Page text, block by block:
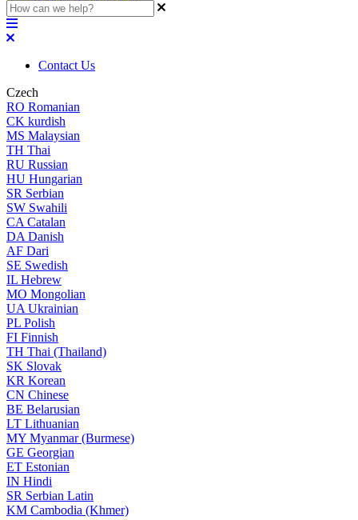
Contact Us
Czech
RO Romanian
CK kurdish
MS Malaysian
TH Thai
RU Russian
HU Hungarian
SR Serbian
SW Swahili
CA Catalan
DA Danish
AF Dari
SE Swedish
IL Hebrew
MO Mongolian
UA Ukrainian
PL Polish
FI Finnish
TH Thai (Thailand)
SK Slovak
KR Korean
CN Chinese
BE Belarusian
LT Lithuanian
MY Myanmar (Burmese)
GE Georgian
ET Estonian
IN Hindi
SR Serbian Latin
KM Cambodia (Khmer)